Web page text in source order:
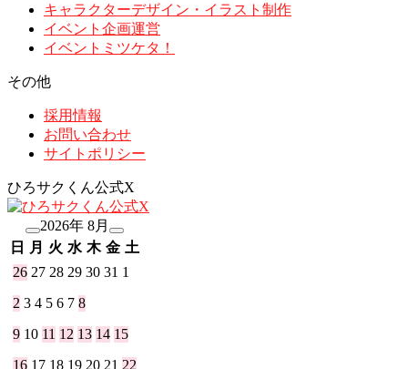
キャラクターデザイン・イラスト制作
イベント企画運営
イベントミツケタ！
その他
採用情報
お問い合わせ
サイトポリシー
ひろサクくん公式X
2026年 8月
日
月 火 水 木 金 土
26 27 28 29 30 31 1
2 3 4 5 6 7 8
9 10 11 12 13 14 15
16 17 18 19 20 21 22